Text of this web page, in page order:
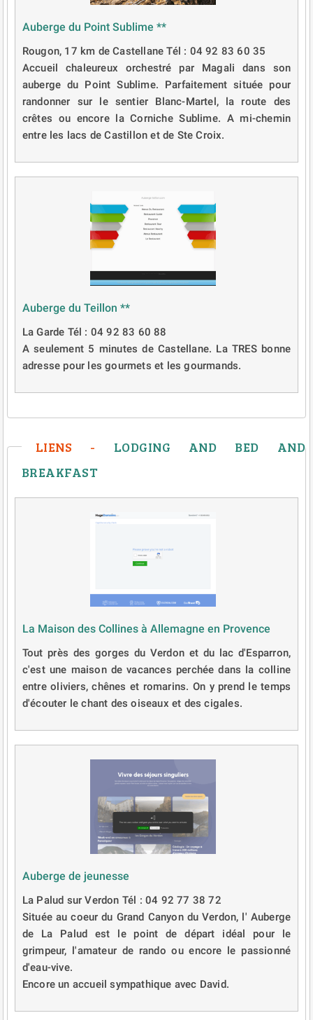
Auberge du Point Sublime **
Rougon, 17 km de Castellane Tél : 04 92 83 60 35
Accueil chaleureux orchestré par Magali dans son
auberge du Point Sublime. Parfaitement située pour
randonner sur le sentier Blanc-Martel, la route des
crêtes ou encore la Corniche Sublime. A mi-chemin
entre les lacs de Castillon et de Ste Croix.
Auberge du Teillon **
La Garde Tél : 04 92 83 60 88
A seulement 5 minutes de Castellane. La TRES bonne
adresse pour les gourmets et les gourmands.
LIENS - LODGING AND BED AND
BREAKFAST
La Maison des Collines à Allemagne en Provence
Tout près des gorges du Verdon et du lac d'Esparron,
c'est une maison de vacances perchée dans la colline
entre oliviers, chênes et romarins. On y prend le temps
d'écouter le chant des oiseaux et des cigales.
Auberge de jeunesse
La Palud sur Verdon Tél : 04 92 77 38 72
Située au coeur du Grand Canyon du Verdon, l' Auberge
de La Palud est le point de départ idéal pour le
grimpeur, l'amateur de rando ou encore le passionné
d'eau-vive.
Encore un accueil sympathique avec David.